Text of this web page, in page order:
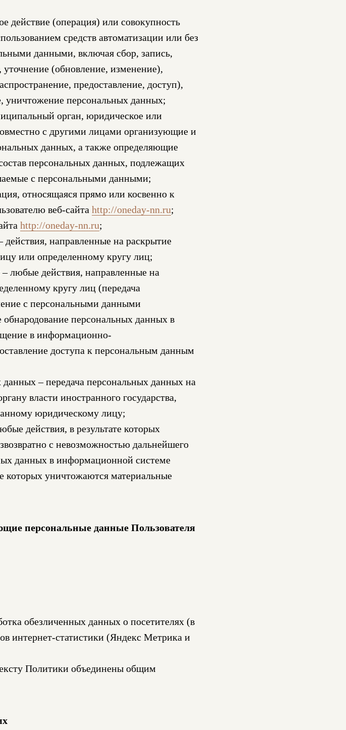
действие (операция) или совокупность
средств автоматизации или без
данными, включая сбор, запись,
(обновление, изменение),
предоставление, доступ),
уничтожение персональных данных;
орган, юридическое или
с другими лицами организующие и
данных, а также определяющие
персональных данных, подлежащих
с персональными данными;
относящаяся прямо или косвенно к
веб-сайта http://oneday-nn.ru;
http://oneday-nn.ru;
направленные на раскрытие
или определенному кругу лиц;
любые действия, направленные на
кругу лиц (передача
с персональными данными
персональных данных в
в информационно-
доступа к персональным данным
– передача персональных данных на
власти иностранного государства,
юридическому лицу;
действия, в результате которых
с невозможностью дальнейшего
данных в информационной системе
которых уничтожаются материальные
персональные данные Пользователя
обезличенных данных о посетителях (в
интернет-статистики (Яндекс Метрика и
Политики объединены общим